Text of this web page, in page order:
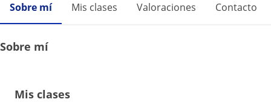
Sobre mí Mis clases Valoraciones Contacto
Sobre mí
Mis clases